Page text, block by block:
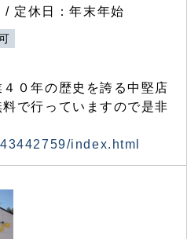
定休日：年末年始
０年の歴史を誇る中堅店
で行っていますので是非
index.html